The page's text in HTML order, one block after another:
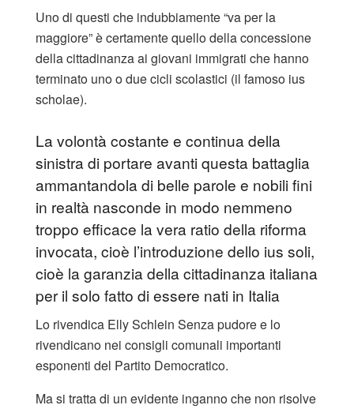
Uno di questi che indubbiamente “va per la
maggiore” è certamente quello della concessione
della cittadinanza ai giovani immigrati che hanno
terminato uno o due cicli scolastici (il famoso ius
scholae).
La volontà costante e continua della
sinistra di portare avanti questa battaglia
ammantandola di belle parole e nobili fini
in realtà nasconde in modo nemmeno
troppo efficace la vera ratio della riforma
invocata, cioè l’introduzione dello ius soli,
cioè la garanzia della cittadinanza italiana
per il solo fatto di essere nati in Italia
Lo rivendica Elly Schlein Senza pudore e lo
rivendicano nei consigli comunali importanti
esponenti del Partito Democratico.
Ma si tratta di un evidente inganno che non risolve